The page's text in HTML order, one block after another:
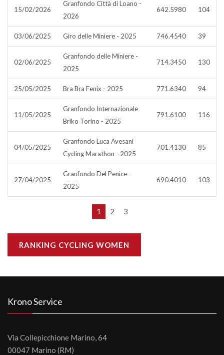
15/02/2026
Granfondo Città di Loano -
2026
642.5980 104
03/06/2025 Giro delle Miniere - 2025 746.4540 39
02/06/2025
Granfondo delle Miniere -
2025
714.3450 130
25/05/2025 Bra Bra Fenix - 2025 771.6340 94
11/05/2025
Granfondo Internazionale
Briko Torino - 2025
791.6100 116
04/05/2025
Granfondo Luca Avesani
Cycling Marathon - 2025
701.4130 85
27/04/2025
Granfondo Del Penice -
2025
690.4010 103
1 2 3
RANKING CYCLING WOMEN
Krono Service
Via Collepicchione Marino, 64
00047 Marino (RM)